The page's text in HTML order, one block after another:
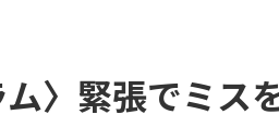
ム〉緊張でミス